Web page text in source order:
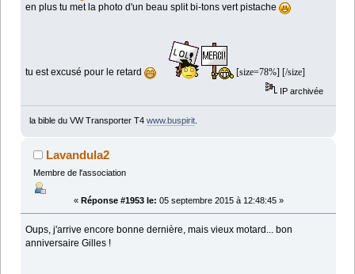
en plus tu met la photo d'un beau split bi-tons vert pistache
tu est excusé pour le retard [size=78%] [/size]
IP archivée
la bible du VW Transporter T4 www.buspirit.
Lavandula2
Membre de l'association
« Réponse #1953 le: 05 septembre 2015 à 12:48:45 »
Oups, j'arrive encore bonne dernière, mais vieux motard... bon
anniversaire Gilles !